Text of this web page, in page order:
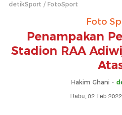
detikSport FotoSport
Foto
Penampakan
Stadion RAA
Hakim Ghani -
Rabu, 02 Feb